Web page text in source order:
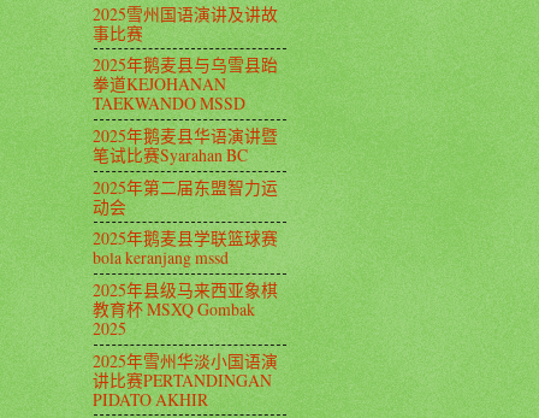
2025雪州国语演讲及讲故
事比赛
2025年鹅麦县与乌雪县跆
拳道KEJOHANAN
TAEKWANDO MSSD
2025年鹅麦县华语演讲暨
笔试比赛Syarahan BC
2025年第二届东盟智力运
动会
2025年鹅麦县学联篮球赛
bola keranjang mssd
2025年县级马来西亚象棋
教育杯 MSXQ Gombak
2025
2025年雪州华淡小国语演
讲比赛PERTANDINGAN
PIDATO AKHIR